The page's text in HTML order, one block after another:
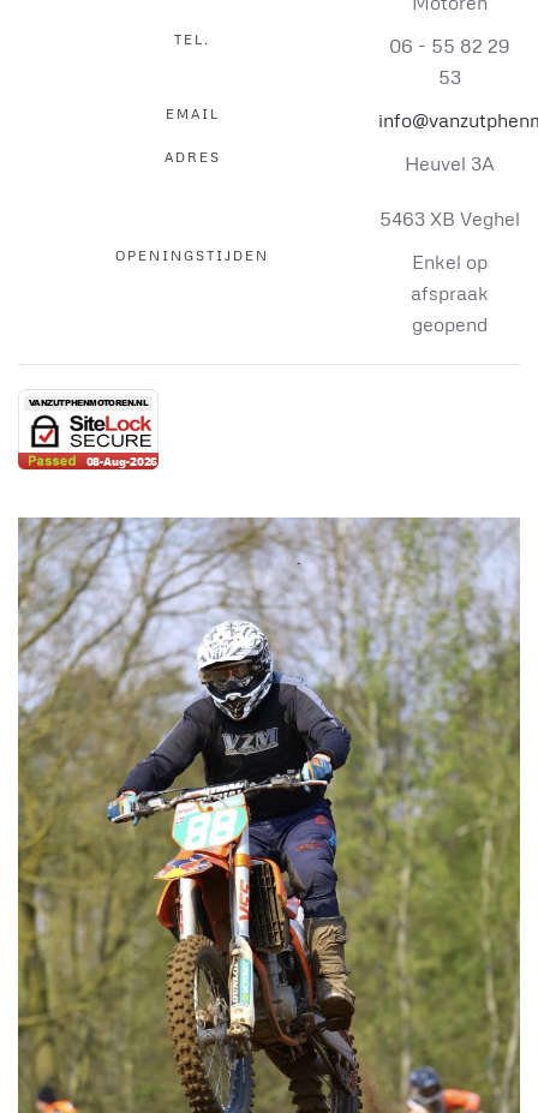
TEL.
06 - 55 82 29
53
EMAIL
ADRES Heuvel 3A
5463 XB Veghel
OPENINGSTIJDEN
Enkel op
afspraak
geopend